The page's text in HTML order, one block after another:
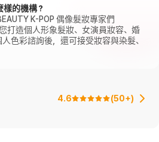
的機構？
K-POP 偶像髮妝專家們
您打造個人形象髮妝、女演員妝容、婚
色彩諮詢後，還可接受妝容與染髮、
4.6 (50+)